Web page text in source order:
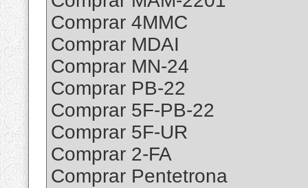
Comprar 4MMC
Comprar MDAI
Comprar MN-24
Comprar PB-22
Comprar 5F-PB-22
Comprar 5F-UR
Comprar 2-FA
Comprar Pentetrona